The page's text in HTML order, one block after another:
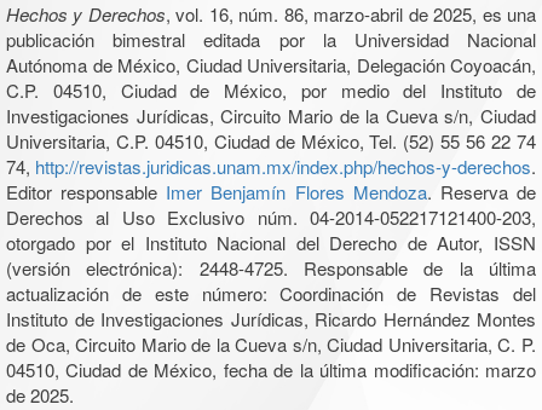
Hechos y Derechos, vol. 16, núm. 86, marzo-abril de 2025, es una
publicación bimestral editada por la Universidad Nacional
Autónoma de México, Ciudad Universitaria, Delegación Coyoacán,
C.P. 04510, Ciudad de México, por medio del Instituto de
Investigaciones Jurídicas, Circuito Mario de la Cueva s/n, Ciudad
Universitaria, C.P. 04510, Ciudad de México, Tel. (52) 55 56 22 74
74, http://revistas.juridicas.unam.mx/index.php/hechos-y-derechos.
Editor responsable Imer Benjamín Flores Mendoza. Reserva de
Derechos al Uso Exclusivo núm. 04-2014-052217121400-203,
otorgado por el Instituto Nacional del Derecho de Autor, ISSN
(versión electrónica): 2448-4725. Responsable de la última
actualización de este número: Coordinación de Revistas del
Instituto de Investigaciones Jurídicas, Ricardo Hernández Montes
de Oca, Circuito Mario de la Cueva s/n, Ciudad Universitaria, C. P.
04510, Ciudad de México, fecha de la última modificación: marzo
de 2025.